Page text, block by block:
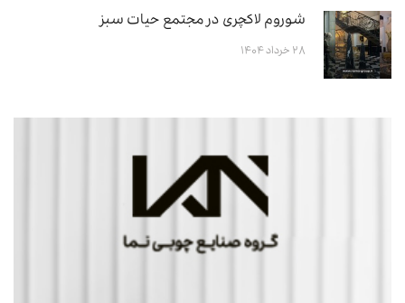
شوروم لاکچری در مجتمع حیات سبز
۲۸ خرداد ۱۴۰۴